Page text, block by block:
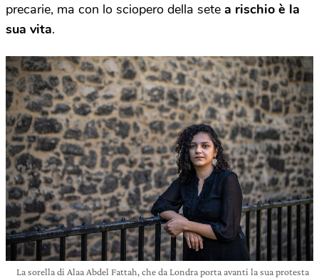
precarie, ma con lo sciopero della sete a rischio è la
sua vita.
La sorella di Alaa Abdel Fattah, che da Londra porta avanti la sua protesta